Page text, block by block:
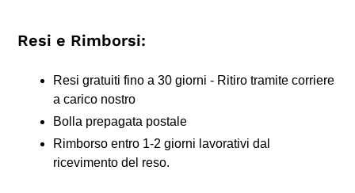
Resi e Rimborsi:
Resi gratuiti fino a 30 giorni - Ritiro tramite corriere
a carico nostro
Bolla prepagata postale
Rimborso entro 1-2 giorni lavorativi dal
ricevimento del reso.